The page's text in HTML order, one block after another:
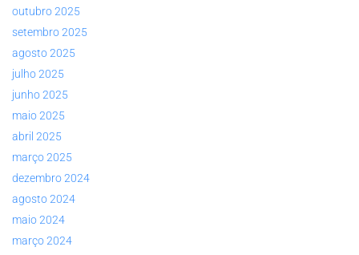
outubro 2025
setembro 2025
agosto 2025
julho 2025
junho 2025
maio 2025
abril 2025
março 2025
dezembro 2024
agosto 2024
maio 2024
março 2024